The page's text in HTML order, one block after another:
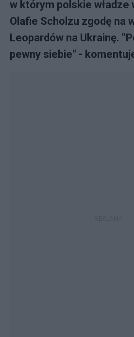
w którym polskie władze
Olafie Scholzu zgodę na
Leopardów na Ukrainę.
pewny siebie" -